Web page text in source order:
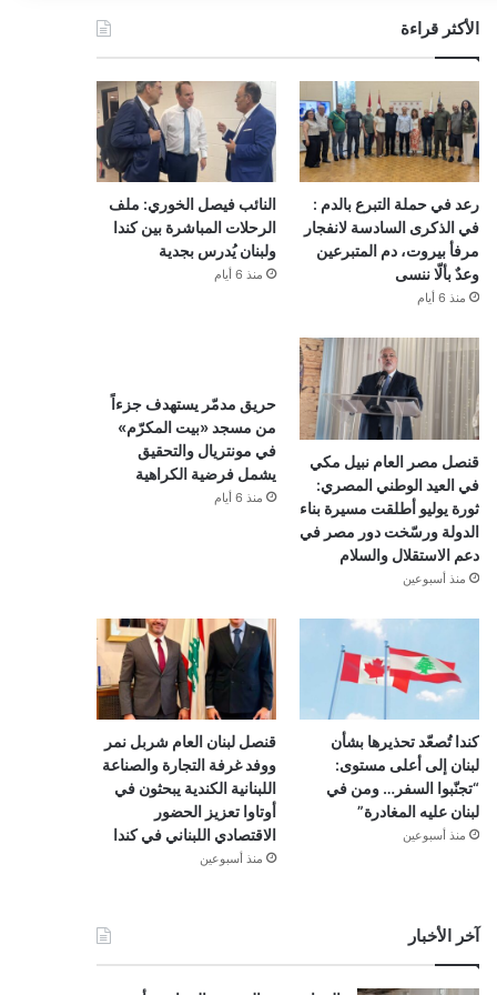
الأكثر قراءة
رعد في حملة التبرع بالدم :
في الذكرى السادسة لانفجار
مرفأ بيروت، دم المتبرعين
وعدٌ بألّا ننسى
منذ 6 أيام
النائب فيصل الخوري: ملف
الرحلات المباشرة بين كندا
ولبنان يُدرس بجدية
منذ 6 أيام
قنصل مصر العام نبيل مكي
في العيد الوطني المصري:
ثورة يوليو أطلقت مسيرة بناء
الدولة ورسّخت دور مصر في
دعم الاستقلال والسلام
منذ أسبوعين
حريق مدمّر يستهدف جزءاً
من مسجد «بيت المكرّم»
في مونتريال والتحقيق
يشمل فرضية الكراهية
منذ 6 أيام
كندا تُصعّد تحذيرها بشأن
لبنان إلى أعلى مستوى:
“تجنّبوا السفر… ومن في
لبنان عليه المغادرة”
منذ أسبوعين
قنصل لبنان العام شربل نمر
ووفد غرفة التجارة والصناعة
اللبنانية الكندية يبحثون في
أوتاوا تعزيز الحضور
الاقتصادي اللبناني في كندا
منذ أسبوعين
آخر الأخبار